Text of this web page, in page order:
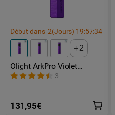
Début dans:2(Jours) 19:57:34
2
Olight ArkPro Violet
Nébuleuse | Lampe Torche
Rechargeable 1500
3
131,95€